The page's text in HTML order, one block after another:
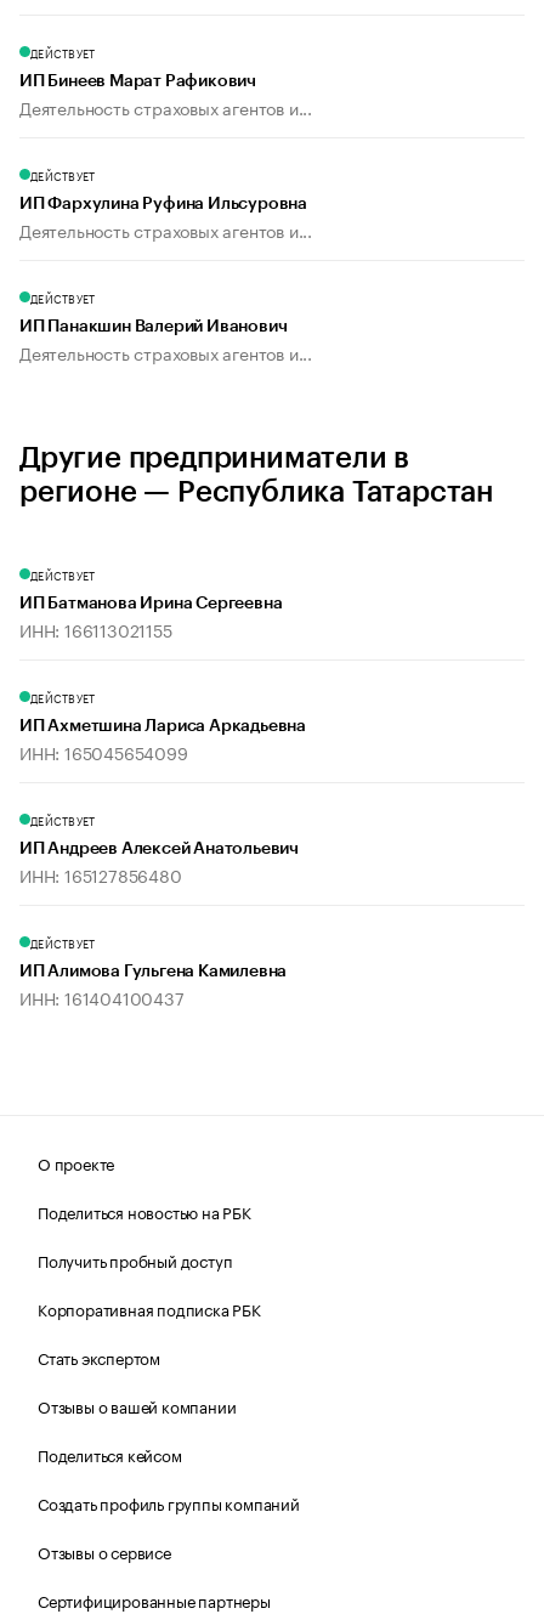
ДЕЙСТВУЕТ
ИП Бинеев Марат Рафикович
Деятельность страховых агентов и...
ДЕЙСТВУЕТ
ИП Фархулина Руфина Ильсуровна
Деятельность страховых агентов и...
ДЕЙСТВУЕТ
ИП Панакшин Валерий Иванович
Деятельность страховых агентов и...
Другие предприниматели в
регионе — Республика Татарстан
ДЕЙСТВУЕТ
ИП Батманова Ирина Сергеевна
ИНН: 166113021155
ДЕЙСТВУЕТ
ИП Ахметшина Лариса Аркадьевна
ИНН: 165045654099
ДЕЙСТВУЕТ
ИП Андреев Алексей Анатольевич
ИНН: 165127856480
ДЕЙСТВУЕТ
ИП Алимова Гульгена Камилевна
ИНН: 161404100437
О проекте
Поделиться новостью на РБК
Получить пробный доступ
Корпоративная подписка РБК
Стать экспертом
Отзывы о вашей компании
Поделиться кейсом
Создать профиль группы компаний
Отзывы о сервисе
Сертифицированные партнеры